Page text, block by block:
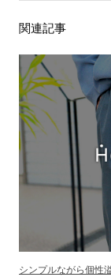
関連記事
シンプルながら個性